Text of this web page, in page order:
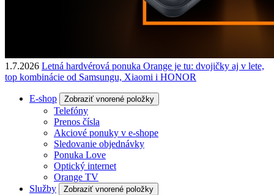
1.7.2026 Letná hardvérová ponuka Orange je tu: dvojičky aj v lete,
top kombinácie od Samsungu, Xiaomi i HONOR
E-shop Zobraziť vnorené položky
Telefóny
Prenos čísla
Akciové ponuky v e-shope
Sledovanie objednávky
Ponuka Love
Optický internet
Orange TV
Služby
Zobraziť vnorené položky